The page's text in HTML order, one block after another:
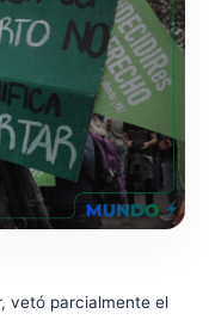
vetó parcialmente el